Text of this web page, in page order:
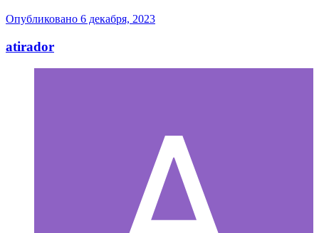
Опубликовано 6 декабря, 2023
atirador